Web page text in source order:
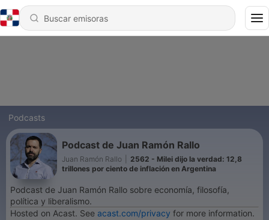
Podcasts
Podcast de Juan Ramón Rallo
Juan Ramón Rallo
2562 - Milei dijo la verdad: 12,8
trillones por ciento de inflación en Argentina
Podcast de Juan Ramón Rallo sobre economía, filosofía,
política y liberalismo.
Hosted on Acast. See acast.com/privacy for more information.